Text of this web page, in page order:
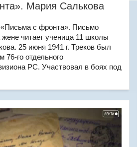
Мария Салькова
с фронта». Письмо
читает ученица 11 школы
25 июня 1941 г. Треков был
76-го отдельного
РС. Участвовал в боях под